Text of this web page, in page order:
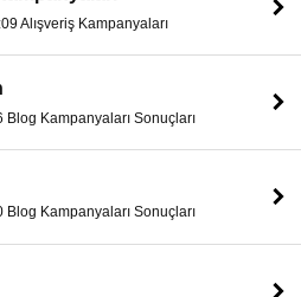
Alışveriş Kampanyaları
Kampanyaları Sonuçları
Kampanyaları Sonuçları